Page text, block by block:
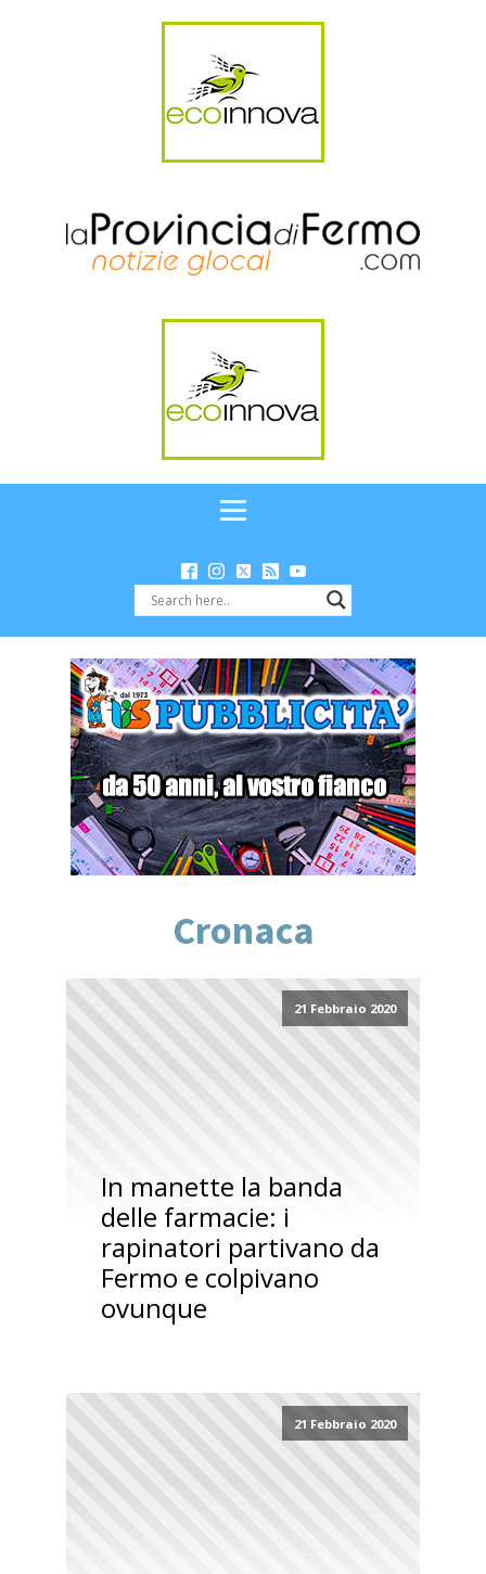
Cronaca
21 Febbraio 2020
In manette la banda
delle farmacie: i
rapinatori partivano da
Fermo e colpivano
ovunque
21 Febbraio 2020